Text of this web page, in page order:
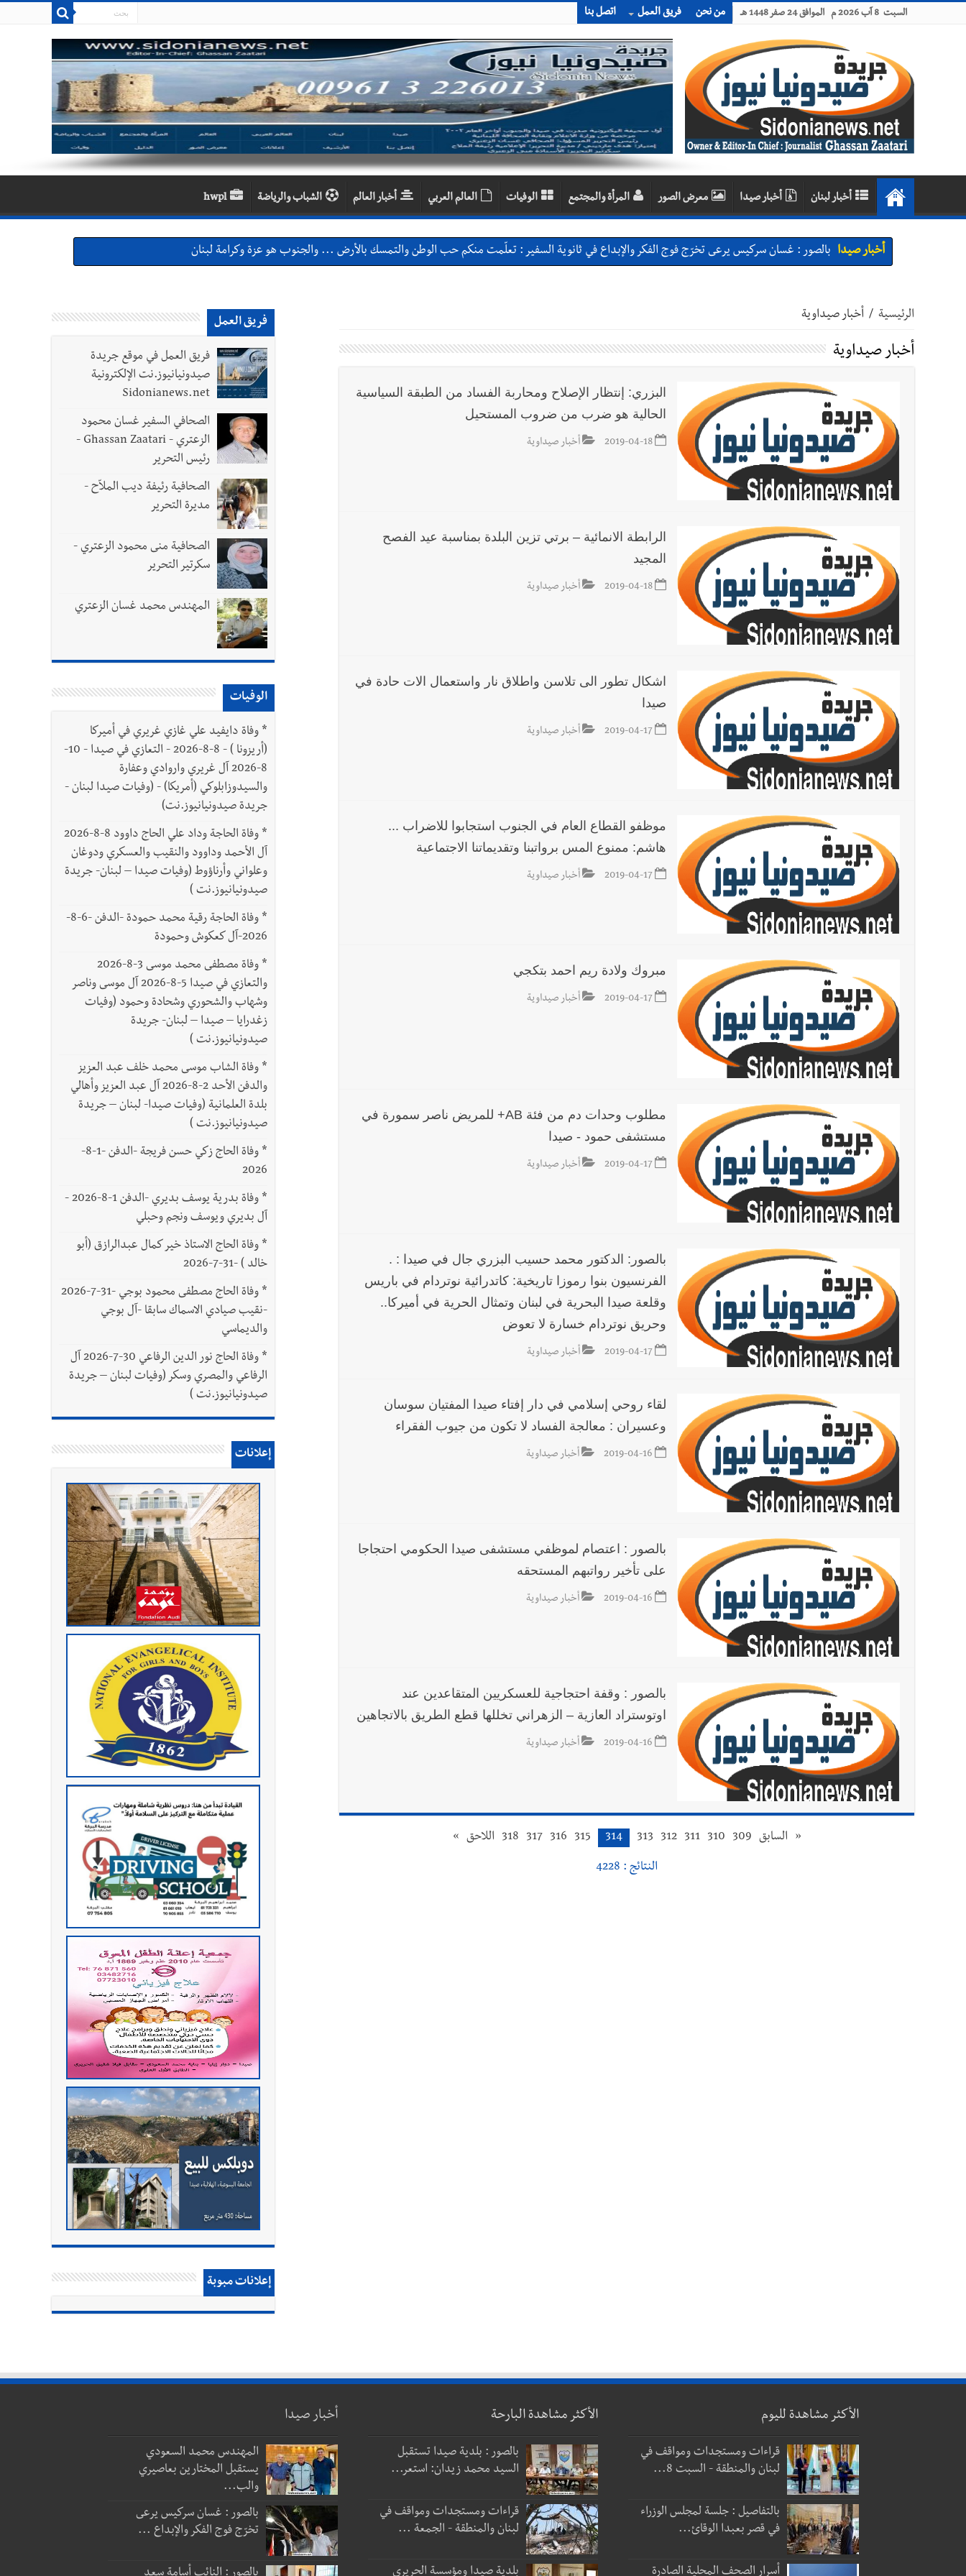
السبت 8 آب 2026 م الموافق 24 صفر 1448 هـ من نحن فريق العمل اتصل بنا
أخبار لبنان أخبار صيدا معرض الصور المرأة والمجتمع الوفيات العالم العربي أخبار العالم الشباب والرياضة hwpl
أخبار صيدا بالصور : غسان سركيس يرعى تخرّج فوج الفكر والإبداع في ثانوية السفير : تعلّمت منكم حب الوطن والتمسك بالأرض ... والجنوب هو عزة وكرامة لبنان
أخبار صيدا
بلدية صيدا : حجز مركبتي توكتوك وتغريم صاحبهما بسبب الإزعاج الصوتي
أخبار صيدا
خرق إسرائيلي في زوطر الغربية وساتر ترابي قبالة آخر نقطة للجيش اللبناني
أخبار لبنان روابط القطاع العام : إضراب الاثنين احتجاجا على تقسيط المفعول الرجعي
أخبار لبنان خلفيات توقيف السفير الفلسطيني السابق أشرف دبور: تداخل السياسة بالقضاء ولبنان قد يسلّمه إلى السلطة
أخبار لبنان حراك ديبلوماسي للتجديد لـ اليونيفيل .. مسؤول غربي يُحذّر من الفراغ !
أخبار لبنان ليلة سقوط رياض سلامة... هل ننتظر الحقيقة؟
الرئيسية / أخبار صيداوية
أخبار صيداوية
البزري: إنتظار الإصلاح ومحاربة الفساد من الطبقة السياسية
الحالية هو ضرب من ضروب المستحيل
2019-04-18 أخبار صيداوية
الرابطة الانمائية – برتي تزين البلدة بمناسبة عيد الفصح
المجيد
2019-04-18 أخبار صيداوية
اشكال تطور الى تلاسن واطلاق نار واستعمال الات حادة في
صيدا
2019-04-17 أخبار صيداوية
موظفو القطاع العام في الجنوب استجابوا للاضراب ...
هاشم: ممنوع المس برواتبنا وتقديماتنا الاجتماعية
2019-04-17 أخبار صيداوية
مبروك ولادة ريم احمد بتكجي
2019-04-17 أخبار صيداوية
مطلوب وحدات دم من فئة AB+ للمريض ناصر سمورة في
مستشفى حمود - صيدا
2019-04-17 أخبار صيداوية
بالصور: الدكتور محمد حسيب البزري جال في صيدا : .
الفرنسيون بنوا رموزا تاريخية: كاتدرائية نوتردام في باريس
وقلعة صيدا البحرية في لبنان وتمثال الحرية في أميركا..
وحريق نوتردام خسارة لا تعوض
2019-04-17 أخبار صيداوية
لقاء روحي إسلامي في دار إفتاء صيدا المفتيان سوسان
وعسيران : معالجة الفساد لا تكون من جيوب الفقراء
2019-04-16 أخبار صيداوية
بالصور : اعتصام لموظفي مستشفى صيدا الحكومي احتجاجا
على تأخير رواتبهم المستحقه
2019-04-16 أخبار صيداوية
بالصور : وقفة احتجاجية للعسكريين المتقاعدين عند
اوتوستراد العازية – الزهراني تخللها قطع الطريق بالاتجاهين
2019-04-16 أخبار صيداوية
« السابق 309
310
311
312
313
314
315
316
317
318 اللاحق »
النتائج : 4228
فريق العمل
فريق العمل في موقع جريدة
صيدونيانيوز.نت الإلكترونية
Sidonianews.net
الصحافي السفير غسان محمود
الزعتري - Ghassan Zaatari -
رئيس التحرير
الصحافية رئيفة ديب الملاّح -
مديرة التحرير
الصحافية منى محمود الزعتري -
سكرتير التحرير
المهندس محمد غسان الزعتري
الوفيات
* وفاة دايفيد علي غازي غريري في أميركا
(أريزونا ) - 8-8-2026 - التعازي في صيدا - 10-
8-2026 آل غريري واروادي وعفارة
والسيدوزابلوكي (أمريكا) - (وفيات صيدا لبنان -
جريدة صيدونيانيوز.نت)
*
وفاة الحاجة وداد علي الحاج داوود 8-8-2026
آل الأحمد وداوود والنقيب والعسكري ودوغان
وعلواني وأرناؤوط (وفيات صيدا – لبنان- جريدة
صيدونيانيوز.نت )
*
وفاة الحاجة رقية محمد حمودة -الدفن -6-8-
2026-آل كعكوش وحمودة
*
وفاة مصطفى محمد موسى 3-8-2026
والتعازي في صيدا 5-8-2026 آل موسى وناصر
وشهاب والشحوري وشحادة وحمود (وفيات
زغدرايا – صيدا – لبنان- جريدة
صيدونيانيوز.نت )
* وفاة الشاب موسى محمد خلف عبد العزيز
والدفن الأحد 2-8-2026 آل عبد العزيز وأهالي
بلدة العلمانية (وفيات صيدا- لبنان – جريدة
صيدونيانيوز.نت )
*
وفاة الحاج زكي حسن فريجة -الدفن -1-8-
2026
*
وفاة بدرية يوسف بديري -الدفن 1-8-2026 -
آل بديري ويوسف ونجم وحبلي
* وفاة الحاج الاستاذ خير كمال عبدالرازق (أبو
خالد ) -31-7-2026
*
وفاة الحاج مصطفى محمود بوجي -31-7-2026
-نقيب صيادي الاسماك سابقا -آل بوجي
والديماسي
*
وفاة الحاج نور الدين الرفاعي 30-7-2026 آل
الرفاعي والمصري وسكر (وفيات لبنان – جريدة
صيدونيانيوز.نت )
إعلانات
إعلانات مبوبة
الأكثر مشاهدة لليوم
قراءات ومستجدات ومواقف في
لبنان والمنطقة - السبت 8...
بالتفاصيل : جلسة لمجلس الوزراء
في قصر بعبدا الوقائ...
أسرار الصحف المحلية الصادرة
الأكثر مشاهدة البارحة
بالصور : بلدية صيدا تستقبل
السيد محمد زيدان: استعر...
قراءات ومستجدات ومواقف في
لبنان والمنطقة - الجمعة ...
بلدية صيدا ومؤسسة الحريري
أخبار صيدا
المهندس محمد السعودي
يستقبل المختارين بعاصيري
والب...
بالصور : غسان سركيس يرعى
تخرّج فوج الفكر والإبداع ...